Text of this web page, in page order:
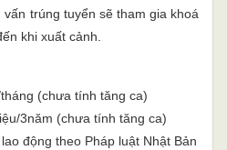
vấn trúng tuyển sẽ tham gia khoá
khi xuất cảnh.
(chưa tính tăng ca)
3năm (chưa tính tăng ca)
động theo Pháp luật Nhật Bản